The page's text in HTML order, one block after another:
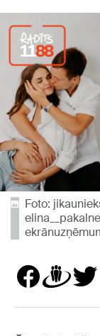
Foto: